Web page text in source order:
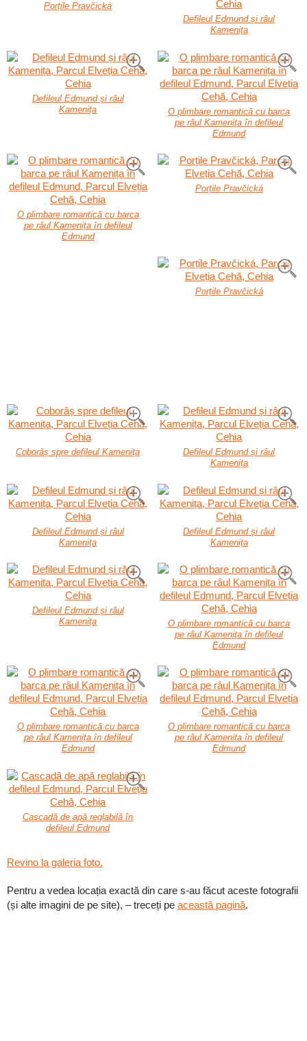
Porțile Pravčická
Defileul Edmund și râul
Kamenița
Defileul Edmund și râul
Kamenița
O plimbare romantică cu barca
pe râul Kamenița în defileul
Edmund
O plimbare romantică cu barca
pe râul Kamenița în defileul
Edmund
Porțile Pravčická
Porțile Pravčická
Coborâș spre defileul Kamenița
Defileul Edmund și râul
Kamenița
Defileul Edmund și râul
Kamenița
Defileul Edmund și râul
Kamenița
Defileul Edmund și râul
Kamenița
O plimbare romantică cu barca
pe râul Kamenița în defileul
Edmund
O plimbare romantică cu barca
pe râul Kamenița în defileul
Edmund
O plimbare romantică cu barca
pe râul Kamenița în defileul
Edmund
Cascadă de apă reglabilă în
defileul Edmund
Revino la galeria foto.
Pentru a vedea locația exactă din care s-au făcut aceste fotografii
(și alte imagini de pe site), – treceți pe această pagină.